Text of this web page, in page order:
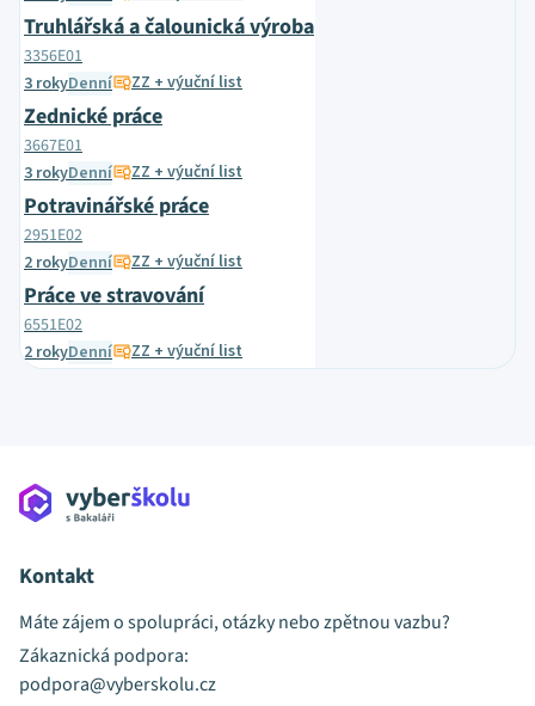
Truhlářská a čalounická výroba
3356E01
3 rokyDenní ZZ + výuční list
Zednické práce
3667E01
3 rokyDenní ZZ + výuční list
Potravinářské práce
2951E02
2 rokyDenní ZZ + výuční list
Práce ve stravování
6551E02
2 rokyDenní ZZ + výuční list
Kontakt
Máte zájem o spolupráci, otázky nebo zpětnou vazbu?
Zákaznická podpora:
podpora@vyberskolu.cz